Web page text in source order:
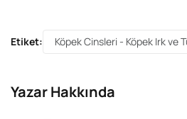
Etiket: Köpek Cinsleri - Köpek Irk ve
Yazar Hakkında